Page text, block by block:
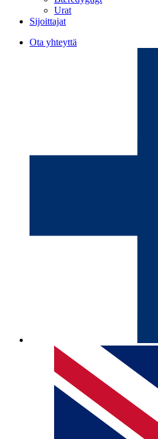
Urat
Sijoittajat
Ota yhteyttä